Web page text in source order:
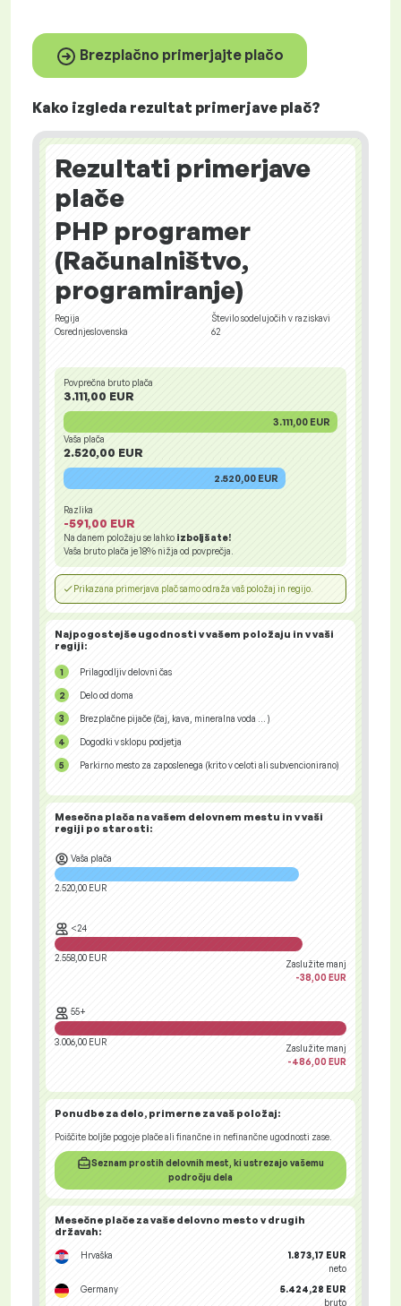
Brezplačno primerjajte plačo
Kako izgleda rezultat primerjave plač?
Rezultati primerjave
plače
PHP programer
(Računalništvo,
programiranje)
Regija
Osrednjeslovenska
Število sodelujočih v raziskavi
62
Povprečna bruto plača
3.111,00 EUR
3.111,00 EUR
Vaša plača
2.520,00 EUR
2.520,00 EUR
Razlika
-591,00 EUR
Na danem položaju se lahko izboljšate!
Vaša bruto plača je18% nižja od povprečja.
Prikazana primerjava plač samo odraža vaš položaj in regijo.
Najpogostejše ugodnosti v vašem položaju in v vaši
regiji:
Prilagodljiv delovni čas
Delo od doma
Brezplačne pijače (čaj, kava, mineralna voda … )
Dogodki v sklopu podjetja
Parkirno mesto za zaposlenega (krito v celoti ali subvencionirano)
Mesečna plača na vašem delovnem mestu in v vaši
regiji po starosti:
Vaša plača
2.520,00 EUR
<24
2.558,00 EUR
Zaslužite manj
-38,00 EUR
55+
3.006,00 EUR
Zaslužite manj
-486,00 EUR
Ponudbe za delo, primerne za vaš položaj:
Poiščite boljše pogoje plače ali finančne in nefinančne ugodnosti zase.
Seznam prostih delovnih mest, ki ustrezajo vašemu
področju dela
Mesečne plače za vaše delovno mesto v drugih
državah:
Hrvaška
1.873,17 EUR
neto
Germany
5.424,28 EUR
bruto